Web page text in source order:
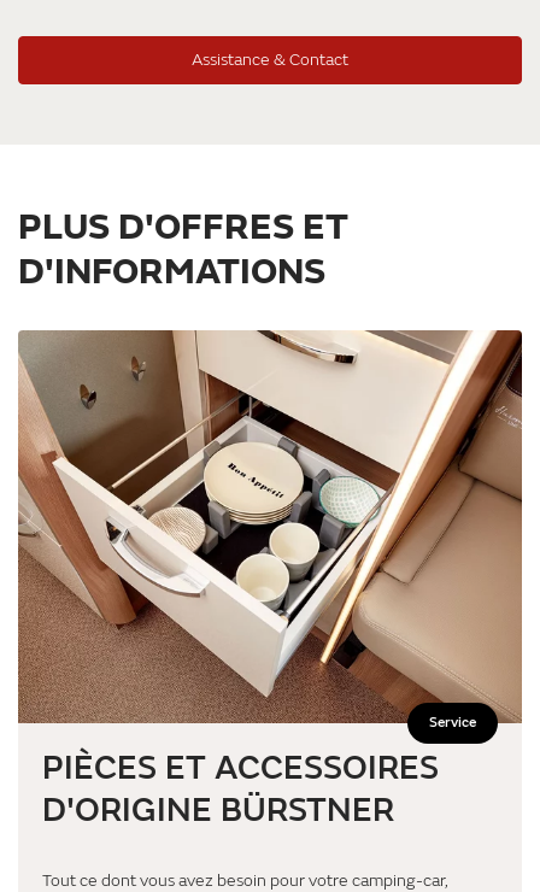
Assistance & Contact
PLUS D'OFFRES ET
D'INFORMATIONS
Service
PIÈCES ET ACCESSOIRES
D'ORIGINE BÜRSTNER
Tout ce dont vous avez besoin pour votre camping-car,